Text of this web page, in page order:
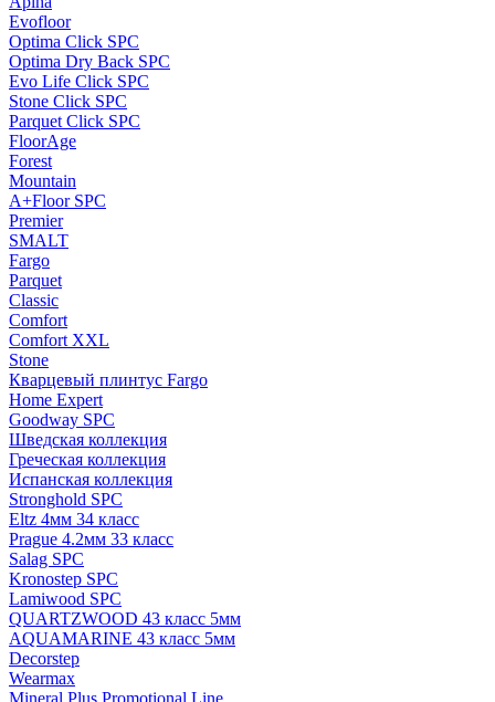
Evofloor
Optima Click SPC
Optima Dry Back SPC
Evo Life Click SPC
Stone Click SPC
Parquet Click SPC
FloorAge
Forest
Mountain
A+Floor SPC
Premier
SMALT
Fargo
Parquet
Classic
Comfort
Comfort XXL
Stone
Кварцевый плинтус Fargo
Home Expert
Goodway SPC
Шведская коллекция
Греческая коллекция
Испанская коллекция
Stronghold SPC
Eltz 4мм 34 класс
Prague 4.2мм 33 класс
Salag SPC
Kronostep SPC
Lamiwood SPC
QUARTZWOOD 43 класс 5мм
AQUAMARINE 43 класс 5мм
Decorstep
Wearmax
Mineral Plus Promotional Line